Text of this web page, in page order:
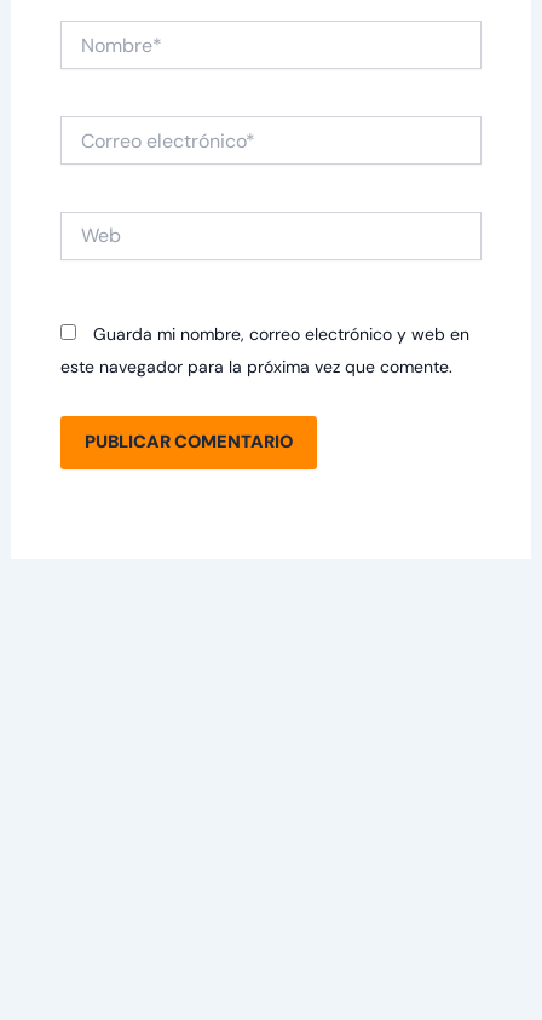
electrónico*
Guarda mi nombre, correo electrónico y web en
este navegador para la próxima vez que comente.